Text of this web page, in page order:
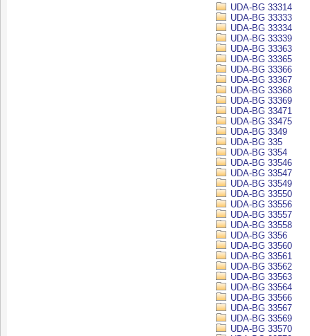
UDA-BG 33314
UDA-BG 33333
UDA-BG 33334
UDA-BG 33339
UDA-BG 33363
UDA-BG 33365
UDA-BG 33366
UDA-BG 33367
UDA-BG 33368
UDA-BG 33369
UDA-BG 33471
UDA-BG 33475
UDA-BG 3349
UDA-BG 335
UDA-BG 3354
UDA-BG 33546
UDA-BG 33547
UDA-BG 33549
UDA-BG 33550
UDA-BG 33556
UDA-BG 33557
UDA-BG 33558
UDA-BG 3356
UDA-BG 33560
UDA-BG 33561
UDA-BG 33562
UDA-BG 33563
UDA-BG 33564
UDA-BG 33566
UDA-BG 33567
UDA-BG 33569
UDA-BG 33570